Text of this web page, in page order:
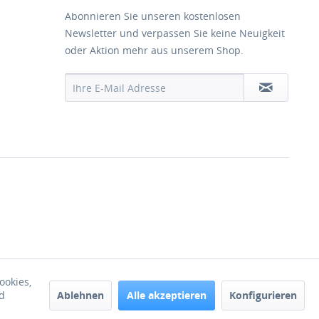
Abonnieren Sie unseren kostenlosen
Newsletter und verpassen Sie keine Neuigkeit
oder Aktion mehr aus unserem Shop.
Ablehnen Alle akzeptieren Konfigurieren